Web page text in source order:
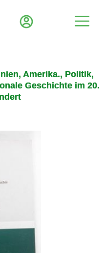
Amerika., Politik,
Geschichte im 20.